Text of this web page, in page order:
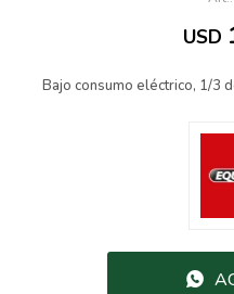
USD
Bajo consumo eléctrico, 1/3